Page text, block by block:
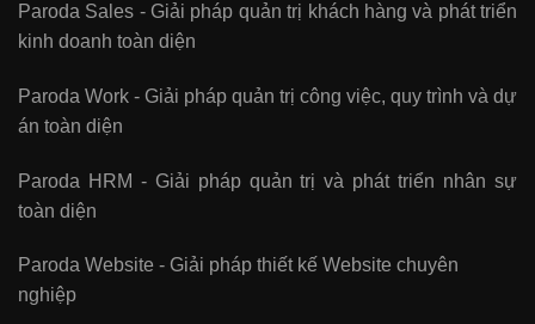
Paroda Sales - Giải pháp quản trị khách hàng và phát triển
kinh doanh toàn diện
Paroda Work - Giải pháp quản trị công việc, quy trình và dự
án toàn diện
Paroda HRM - Giải pháp quản trị và phát triển nhân sự
toàn diện
Paroda Website - Giải pháp thiết kế Website chuyên
nghiệp